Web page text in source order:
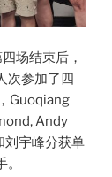
场结束后，
次参加了四
Guoqiang
Andy
刘宇峰分获单